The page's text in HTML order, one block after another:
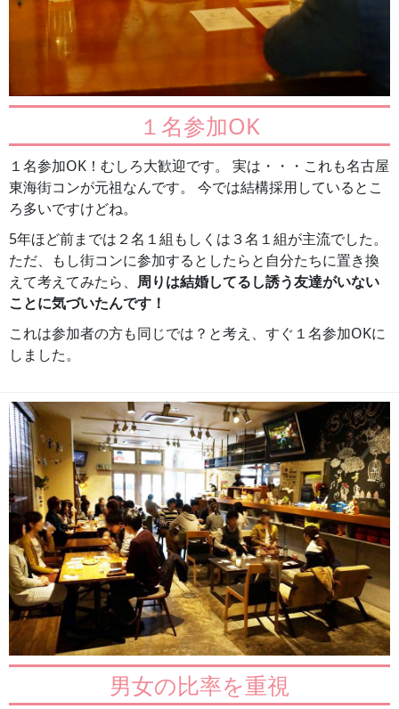
１名参加OK
１名参加OK！むしろ大歓迎です。 実は・・・これも名古屋
東海街コンが元祖なんです。 今では結構採用しているとこ
ろ多いですけどね。
5年ほど前までは２名１組もしくは３名１組が主流でした。
ただ、もし街コンに参加するとしたらと自分たちに置き換
えて考えてみたら、 周りは結婚してるし誘う友達がいない
ことに気づいたんです！
これは参加者の方も同じでは？と考え、すぐ１名参加OKに
しました。
男女の比率を重視